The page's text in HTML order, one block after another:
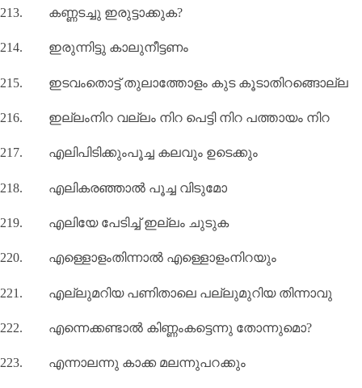
213. കണ്ണടച്ചു ഇരുട്ടാക്കുക?
214. ഇരുന്നിട്ടു കാലുനീട്ടണം
215. ഇടവംതൊട്ട് തുലാത്തോളം കുട കൂടാതിറങ്ങൊല്ല
216. ഇല്ലംനിറ വല്ലം നിറ പെട്ടി നിറ പത്തായം നിറ
217. എലിപിടിക്കുംപൂച്ച കലവും ഉടെക്കും
218. എലികരഞ്ഞാൽ പൂച്ച വിടുമോ
219. എലിയേ പേടിച്ച് ഇല്ലം ചുടുക
220. എള്ളൊളംതിന്നാൽ എള്ളൊളംനിറയും
221. എല്ലുമറിയ പണിതാലെ പല്ലുമുറിയ തിന്നാവു
222. എന്നെക്കണ്ടാൽ കിണ്ണംകട്ടെന്നു തോന്നുമൊ?
223. എന്നാലന്നു കാക്ക മലന്നുപറക്കും